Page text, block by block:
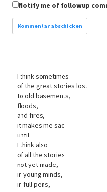
Notify me of followup
I think sometimes
of the great stories lost
to old basements,
floods,
and fires,
it makes me sad
until
I think also
of all the stories
not yet made,
in young minds,
in full pens,